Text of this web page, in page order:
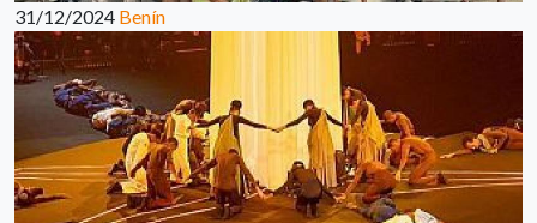
31/12/2024 Benín